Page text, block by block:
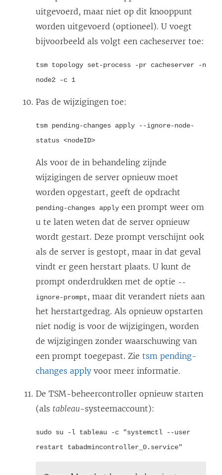
uitgevoerd, maar niet op dit knooppunt
worden uitgevoerd (optioneel). U voegt
bijvoorbeeld als volgt een cacheserver toe:
tsm topology set-process -pr cacheserver -n
node2 -c 1
Pas de wijzigingen toe:
tsm pending-changes apply --ignore-node-
status <nodeID>
Als voor de in behandeling zijnde
wijzigingen de server opnieuw moet
worden opgestart, geeft de opdracht
pending-changes apply een prompt weer om
u te laten weten dat de server opnieuw
wordt gestart. Deze prompt verschijnt ook
als de server is gestopt, maar in dat geval
vindt er geen herstart plaats. U kunt de
prompt onderdrukken met de optie --
ignore-prompt, maar dit verandert niets aan
het herstartgedrag. Als opnieuw opstarten
niet nodig is voor de wijzigingen, worden
de wijzigingen zonder waarschuwing van
een prompt toegepast. Zie tsm pending-
changes apply voor meer informatie.
De TSM-beheercontroller opnieuw starten
(als tableau-systeemaccount):
sudo su -l tableau -c "systemctl --user
restart tabadmincontroller_0.service"